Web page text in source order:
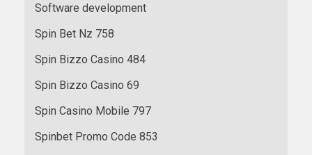
Software development
Spin Bet Nz 758
Spin Bizzo Casino 484
Spin Bizzo Casino 69
Spin Casino Mobile 797
Spinbet Promo Code 853